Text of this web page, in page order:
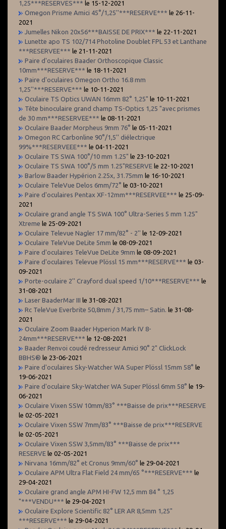
1,25***RESERVES*** le 15-12-2021
Omegon Prisme Amici 45°/1,25''***RESERVE*** le 26-11-
2021
Jumelles Nikon 20x56***BAISSE DE PRIX*** le 22-11-2021
Lunette apo TS 102/714 Photoline Doublet FPL 53 et Lanthane
***RESERVEE*** le 21-11-2021
Paire d'oculaires Baader Orthoscopique Classic
10mm***RESERVE*** le 18-11-2021
Paire d'oculaires Omegon Ortho 16.8 mm
1,25''***RESERVE*** le 10-11-2021
Oculaire TS Optics UWAN 16mm 82° 1,25" le 10-11-2021
Tête binoculaire grand champ TS-Optics 1,25 "avec prismes
de 30 mm***RESERVEE*** le 08-11-2021
Oculaire Baader Morpheus 9mm 76° le 05-11-2021
Omegon RC Carbonline 90°/1,5'' diélectrique
99%***RESERVEEE*** le 04-11-2021
Oculaire TS SWA 100°/10 mm 1.25" le 23-10-2021
Oculaire TS SWA 100°/5 mm 1.25"RESERVE le 22-10-2021
Barlow Baader Hypérion 2.25x, 31.75mm le 16-10-2021
Oculaire TeleVue Delos 6mm/72° le 03-10-2021
Paire d'oculaires Pentax XF-12mm***RESERVEE*** le 25-09-
2021
Oculaire grand angle TS SWA 100° Ultra-Series 5 mm 1.25"
Xtreme le 25-09-2021
Oculaire Televue Nagler 17 mm/82° - 2'' le 12-09-2021
Oculaire TeleVue DeLite 5mm le 08-09-2021
Paire d'oculaires TeleVue DeLite 9mm le 08-09-2021
Paire d'oculaires Televue Plössl 15 mm***RESERVE*** le 03-
09-2021
Porte-oculaire 2'' Crayford dual speed 1/10***RESERVE*** le
31-08-2021
Laser BaaderMar III le 31-08-2021
Rc TeleVue Everbrite 50,8mm / 31,75 mm– Satin. le 31-08-
2021
Oculaire Zoom Baader Hyperion Mark IV 8-
24mm***RESERVE*** le 12-08-2021
Baader Renvoi coudé redresseur Amici 90° 2" ClickLock
BBHS® le 23-06-2021
Paire d'oculaires Sky-Watcher WA Super Plössl 15mm 58° le
19-06-2021
Paire d'oculaire Sky-Watcher WA Super Plössl 6mm 58° le 19-
06-2021
Oculaire Vixen SSW 10mm/83° ***Baisse de prix***RESERVE
le 02-05-2021
Oculaire Vixen SSW 7mm/83° ***Baisse de prix***RESERVE
le 02-05-2021
Oculaire Vixen SSW 3,5mm/83° ***Baisse de prix***
RESERVE le 02-05-2021
Nirvana 16mm/82° et Cronus 9mm/60° le 29-04-2021
Oculaire APM Ultra Flat Field 24 mm/65 °***RESERVE*** le
29-04-2021
Oculaire grand angle APM HI-FW 12,5 mm 84 ° 1,25
"***VENDU*** le 29-04-2021
Oculaire Explore Scientific 82° LER AR 8,5mm 1,25"
***RESERVE*** le 29-04-2021